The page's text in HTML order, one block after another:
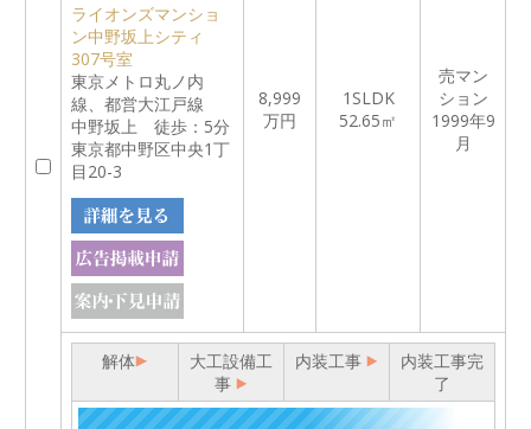
ライオンズマンショ
ン中野坂上シティ
307号室
東京メトロ丸ノ内
線、都営大江戸線
中野坂上 徒歩：5分
東京都中野区中央1丁
目20-3
8,999
万円
1SLDK
52.65㎡
売マン
ション
1999年9
月
解体
大工設備工
事
内装工事
内装工事完
了